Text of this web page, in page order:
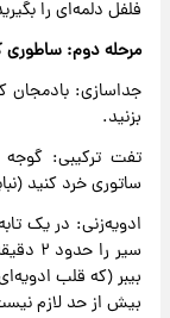
فلفل دلمه‌ای را
مرحله دوم:
جداسازی: بادمجان
بزنید.
تفت ترکیبی: گوجه
ساتوری خرد کنید
ادویه‌زنی: در یک
سیر
بیبر (که قلب
بیش از حد لازم